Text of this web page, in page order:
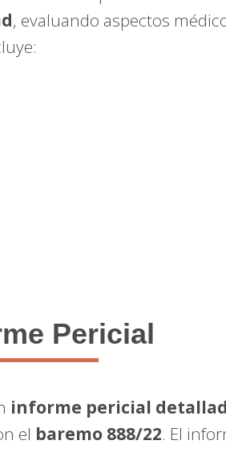
, evaluando aspectos
Pericial
informe pericial
el baremo 888/22. El